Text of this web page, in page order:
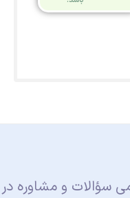
سؤالات و مشاوره در